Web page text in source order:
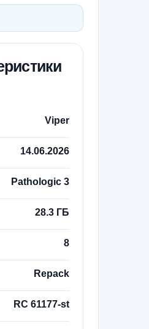
Viper
14.06.2026
Pathologic 3
28.3 ГБ
8
Repack
RC 61177-st